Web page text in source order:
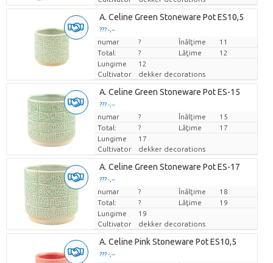
A. Celine Green Stoneware Pot ES10,5
??? -,--
Pret per bucata
numar ? Înălţime
11
Total:
? Lăţime
12
Lungime
12
Cultivator
dekker decorations
A. Celine Green Stoneware Pot ES-15
??? -,--
Pret per bucata
numar ? Înălţime
15
Total:
? Lăţime
17
Lungime
17
Cultivator
dekker decorations
A. Celine Green Stoneware Pot ES-17
??? -,--
Pret per bucata
numar ? Înălţime
18
Total:
? Lăţime
19
Lungime
19
Cultivator
dekker decorations
A. Celine Pink Stoneware Pot ES10,5
??? -,--